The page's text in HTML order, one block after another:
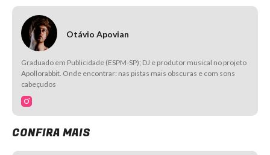
Otávio Apovian
Graduado em Publicidade (ESPM-SP); DJ e produtor musical no projeto
Apollorabbit. Onde encontrar: nas pistas mais obscuras e com sons
cabeçudos
CONFIRA MAIS